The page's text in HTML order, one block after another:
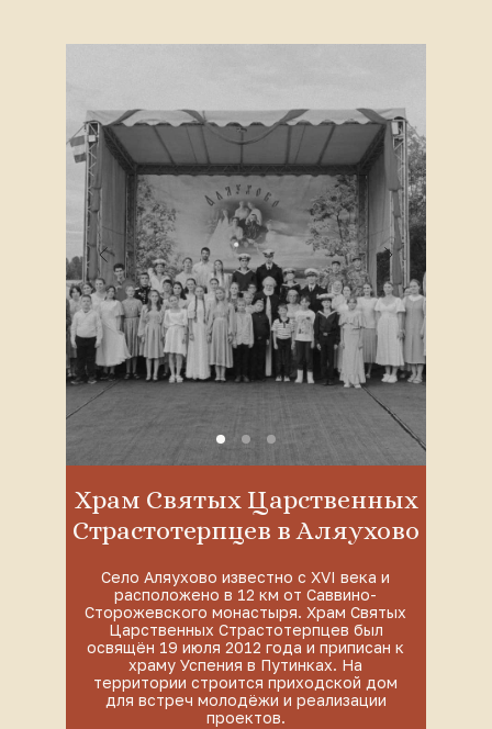
Храм Святых Царственных
Страстотерпцев в Аляухово
Село Аляухово известно с XVI века и
расположено в 12 км от Саввино-
Сторожевского монастыря. Храм Святых
Царственных Страстотерпцев был
освящён 19 июля 2012 года и приписан к
храму Успения в Путинках. На
территории строится приходской дом
для встреч молодёжи и реализации
проектов.